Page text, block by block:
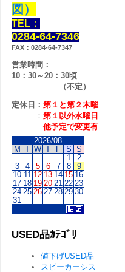
図）
TEL：
0284-64-7346
FAX：0284-64-7347
営業時間：
10：30～20：30頃
（不定）
定休日： 第１と第２木曜
： 第１以外水曜日
他予定で変更有
2026/08
M T W T F S S
1
2
3
4 5 6 7 8
9
10 11 12 13 14 15 16
17 18 19 20 21 22 23
24 25 26 27 28 29 30
31
USED品ｶﾃｺﾞﾘ
値下げUSED品
スピーカーシス